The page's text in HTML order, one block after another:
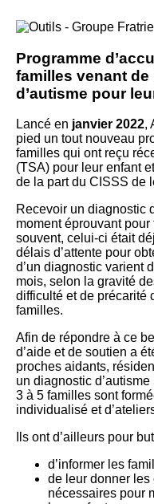
Programme
familles venant
d’autisme pour
Lancé en janvier 2022,
pied un tout nouveau
familles qui ont reçu
(TSA) pour leur enfant
de la part du CISSS de
Recevoir un diagnostic
moment éprouvant
souvent, celui-ci était
délais d’attente pour
d’un diagnostic varient
mois, selon la gravité
difficulté et de précarité
familles.
Afin de répondre à ce
d’aide et de soutien a
proches aidants,
un diagnostic
3 à 5 familles sont
individualisé et
Ils ont d’ailleurs pour
d’informer les
de leur donner
nécessaires pour